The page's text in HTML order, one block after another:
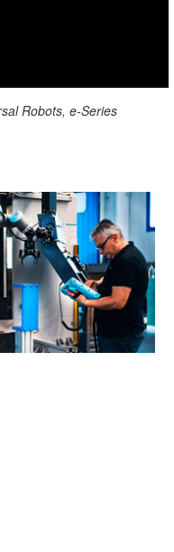
Robots, e-Series